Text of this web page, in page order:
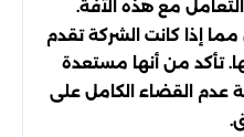
مع هذه الآفة.
إذا كانت الشركة تقدم
تأكد من أنها مستعدة
عدم القضاء الكامل على